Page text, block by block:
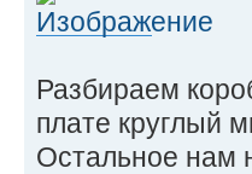
Разбираем
плате круглый
Остальное нам